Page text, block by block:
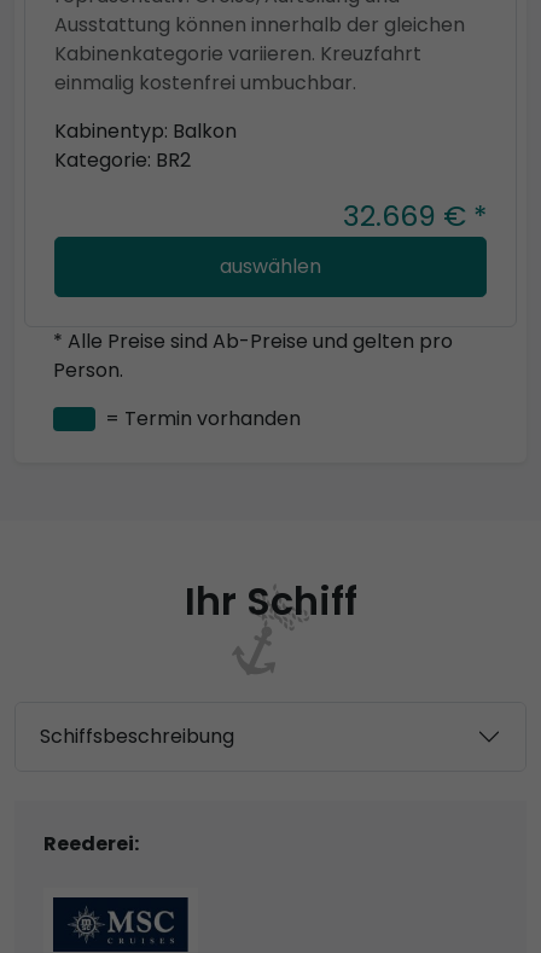
Ausstattung können innerhalb der gleichen
Kabinenkategorie variieren. Kreuzfahrt
einmalig kostenfrei umbuchbar.
Kabinentyp: Balkon
Kategorie: BR2
32.669 € *
auswählen
* Alle Preise sind Ab-Preise und gelten pro
Person.
= Termin vorhanden
Ihr Schiff
Schiffsbeschreibung
Reederei: